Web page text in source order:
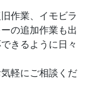
作業、イモビラ
の追加作業も出
きるように日々
軽にご相談くだ